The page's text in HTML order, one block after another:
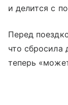
и делится с
Перед
что сбросила
теперь